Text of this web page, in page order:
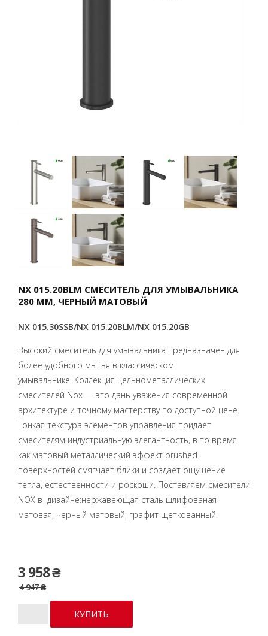
NX 015.20BLM СМЕСИТЕЛЬ ДЛЯ УМЫВАЛЬНИКА
280 ММ, ЧЕРНЫЙ МАТОВЫЙ
NX 015.30SSB/NX 015.20BLM/NX 015.20GB
Высокий смеситель для умывальника предназначен для
более удобного мытья в классическом
умывальнике. Коллекция цельнометаллических
смесителей Nox — это дань уважения современной
архитектуре и точному мастерству по доступной цене.
Тонкая текстура элементов управления придает
смесителям индустриальную элегантность, в то время
как матовый металлический эффект brushed-
поверхностей смягчает блики и создает ощущение
тепла, естественности и роскоши. Поставляем смесители
NOX в дизайне:нержавеющая сталь шлифованая
матовая, черный матовый, графит щеткованный.
3 958 ₴
4 947 ₴